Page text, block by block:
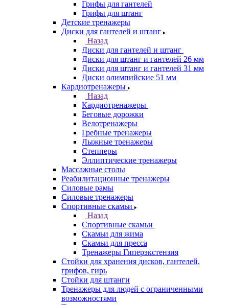
Грифы для гантелей
Грифы для штанг
Детские тренажеры
Диски для гантелей и штанг
Назад
Диски для гантелей и штанг
Диски для штанг и гантелей 26 мм
Диски для штанг и гантелей 31 мм
Диски олимпийские 51 мм
Кардиотренажеры
Назад
Кардиотренажеры
Беговые дорожки
Велотренажеры
Гребные тренажеры
Лыжные тренажеры
Степперы
Эллиптические тренажеры
Массажные столы
Реабилитационные тренажеры
Силовые рамы
Силовые тренажеры
Спортивные скамьи
Назад
Спортивные скамьи
Скамьи для жима
Скамьи для пресса
Тренажеры Гиперэкстензия
Стойки для хранения дисков, гантелей,
грифов, гирь
Стойки для штанги
Тренажеры для людей с ограниченными
возможностями